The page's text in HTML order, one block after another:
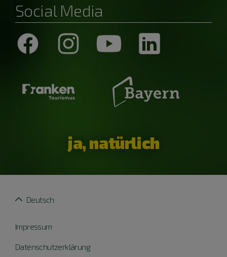
Social Media
ja, natürlich
Impressum
Datenschutzerklärung
Deutsch